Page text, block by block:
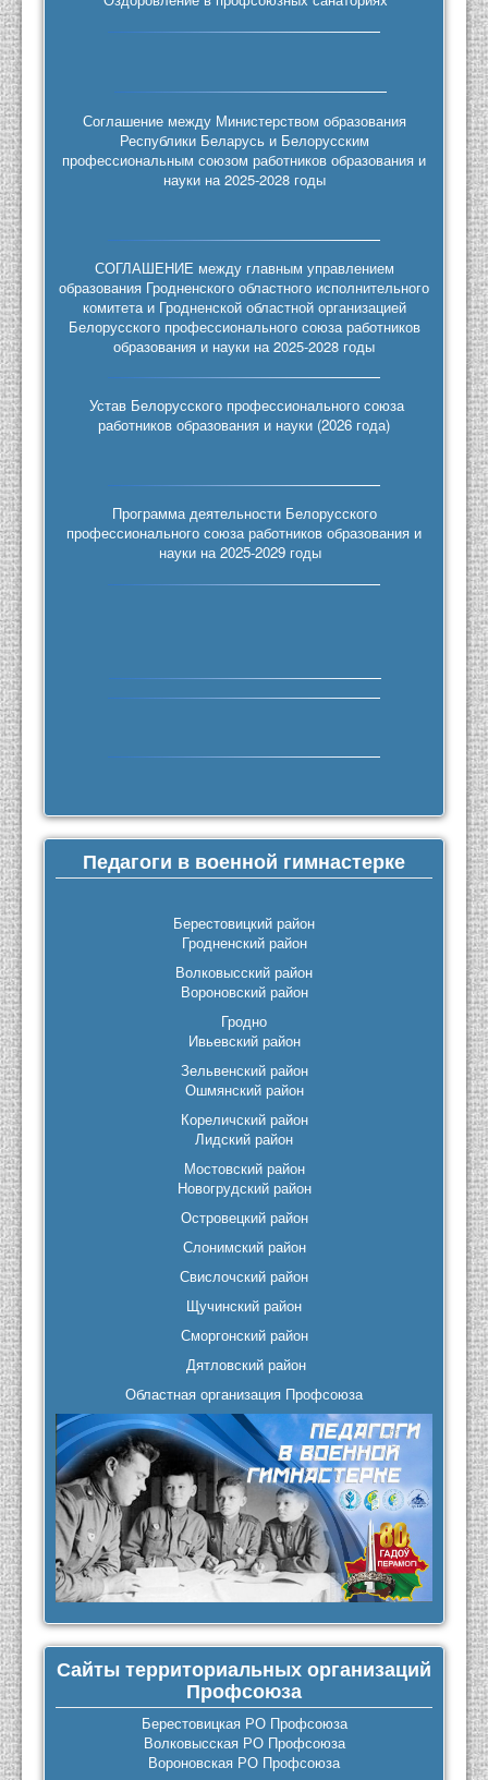
Соглашение между Министерством образования
Республики Беларусь и Белорусским
профессиональным союзом работников образования и
науки на 2025-2028 годы
СОГЛАШЕНИЕ между главным управлением
образования Гродненского областного исполнительного
комитета и Гродненской областной организацией
Белорусского профессионального союза работников
образования и науки на 2025-2028 годы
Устав Белорусского профессионального союза
работников образования и науки (2026 года)
Программа деятельности Белорусского
профессионального союза работников образования и
науки на 2025-2029 годы
Педагоги в военной гимнастерке
Берестовицкий район
Гродненский район
Волковысский район
Вороновский район
Гродно
Ивьевский район
Зельвенский район
Ошмянский район
Кореличский район
Лидский район
Мостовский район
Новогрудский район
Островецкий район
Слонимский район
Свислочский район
Щучинский район
Сморгонский район
Дятловский район
Областная организация Профсоюза
Сайты территориальных организаций
Профсоюза
Берестовицкая РО Профсоюза
Волковысская РО Профсоюза
Вороновская РО Профсоюза